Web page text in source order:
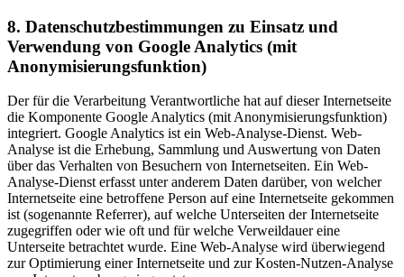
8. Datenschutzbestimmungen zu Einsatz und
Verwendung von Google Analytics (mit
Anonymisierungsfunktion)
Der für die Verarbeitung Verantwortliche hat auf dieser Internetseite
die Komponente Google Analytics (mit Anonymisierungsfunktion)
integriert. Google Analytics ist ein Web-Analyse-Dienst. Web-
Analyse ist die Erhebung, Sammlung und Auswertung von Daten
über das Verhalten von Besuchern von Internetseiten. Ein Web-
Analyse-Dienst erfasst unter anderem Daten darüber, von welcher
Internetseite eine betroffene Person auf eine Internetseite gekommen
ist (sogenannte Referrer), auf welche Unterseiten der Internetseite
zugegriffen oder wie oft und für welche Verweildauer eine
Unterseite betrachtet wurde. Eine Web-Analyse wird überwiegend
zur Optimierung einer Internetseite und zur Kosten-Nutzen-Analyse